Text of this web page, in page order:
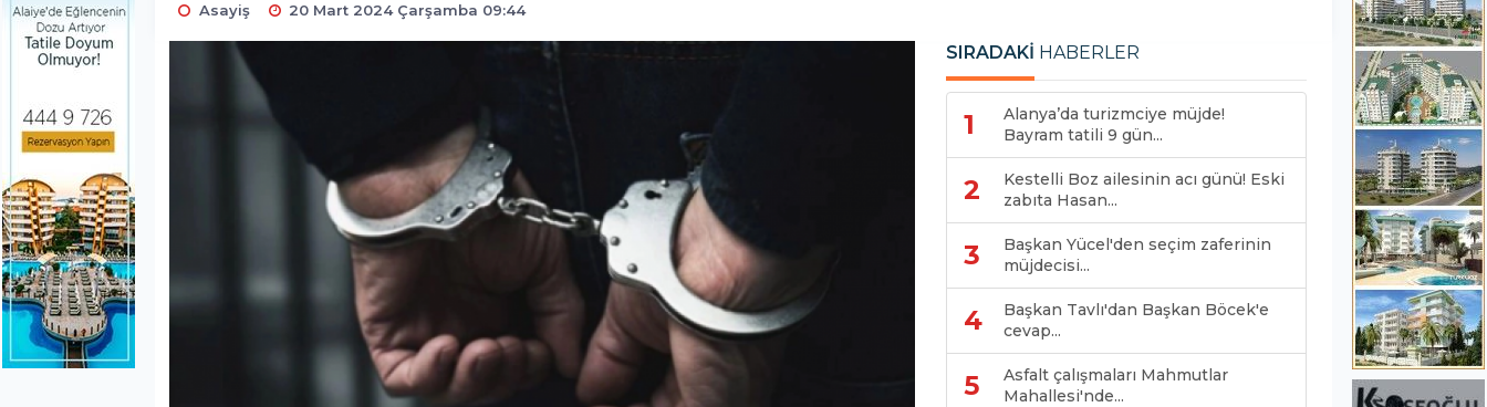
Asayiş 20 Mart 2024 Çarşamba 09:44
SIRADAKİ HABERLER
1
Alanya’da turizmciye müjde!
Bayram tatili 9 gün...
2
Kestelli Boz ailesinin acı günü! Eski
zabıta Hasan...
3
Başkan Yücel'den seçim zaferinin
müjdecisi...
4
Başkan Tavlı'dan Başkan Böcek'e
cevap...
5
Asfalt çalışmaları Mahmutlar
Mahallesi'nde...